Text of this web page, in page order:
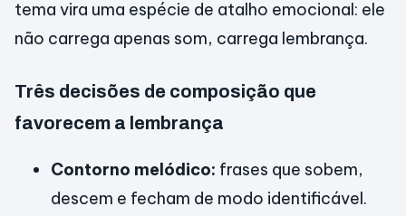
tema vira uma espécie de atalho emocional: ele
não carrega apenas som, carrega lembrança.
Três decisões de composição que
favorecem a lembrança
Contorno melódico: frases que sobem,
descem e fecham de modo identificável.